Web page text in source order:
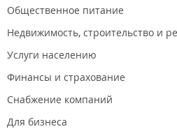
Общественное питание
Недвижимость, строительство и
Услуги населению
Финансы и страхование
Снабжение компаний
Для бизнеса